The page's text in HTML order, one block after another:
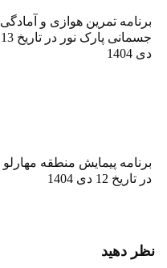
برنامه تمرین هوازی و آمادگی
جسمانی پارک نور در تاریخ 13
دی 1404
برنامه پیمایش منطقه مهارلو
در تاریخ 12 دی 1404
نظر دهید